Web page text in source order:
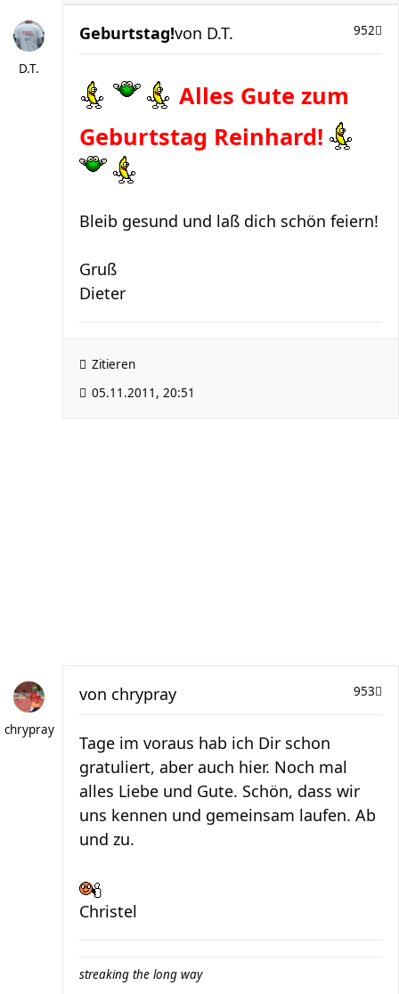
D.T.
Geburtstag! 952
von D.T.
Alles Gute zum
Geburtstag Reinhard!
Bleib gesund und laß dich schön feiern!
Gruß
Dieter
Zitieren
05.11.2011, 20:51
chrypray
953
von chrypray
Tage im voraus hab ich Dir schon
gratuliert, aber auch hier. Noch mal
alles Liebe und Gute. Schön, dass wir
uns kennen und gemeinsam laufen. Ab
und zu.
Christel
streaking the long way